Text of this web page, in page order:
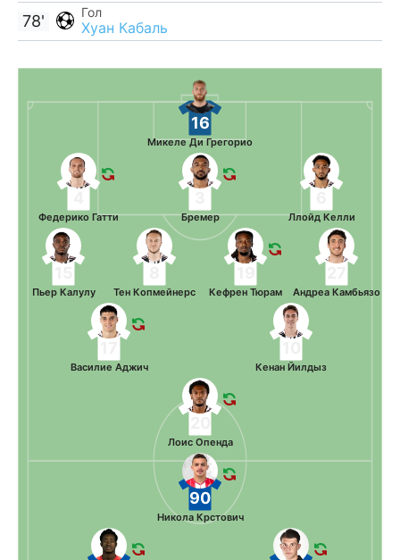
Гол
Хуан Кабаль
78'
16
Микеле Ди Грегорио
Ллойд Келли
Бремер
Федерико Гатти
Андреа Камбьязо
Кефрен Тюрам
Тен Копмейнерс
Пьер Калулу
Кенан Йилдыз
Василие Аджич
Лоис Опенда
90
Никола Крстович